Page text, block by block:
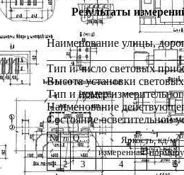
Результаты
Наименование улицы,
Тип и число световых
Высота установки
Тип и номер
Наименование
Состояние осветительной
№ п Q, ..." Яркость, кд/м2
измеренная
1
2 3 4 5